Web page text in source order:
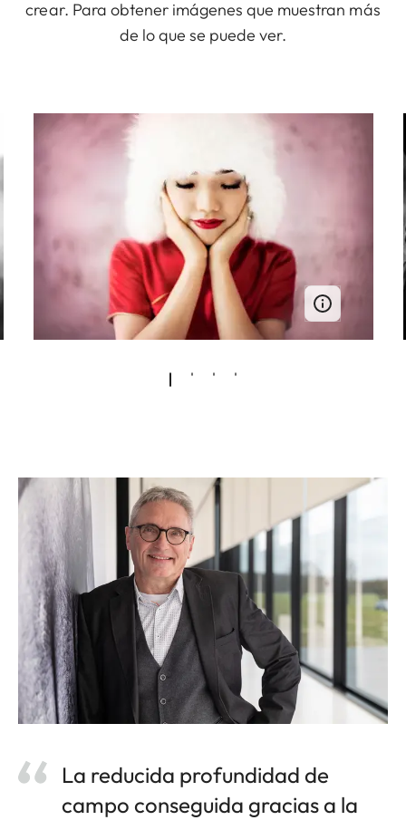
crear. Para obtener imágenes que muestran más
de lo que se puede ver.
La reducida profundidad de
campo conseguida gracias a la